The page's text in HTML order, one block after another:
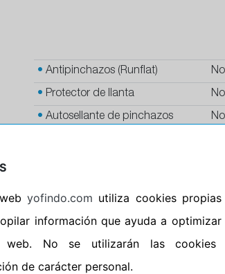
• Antipinchazos (Runflat) No
• Protector de llanta No
• Autosellante de pinchazos No
yofindo.com utiliza cookies
información que ayuda a
web. No se utilizarán las cookies
de carácter personal.